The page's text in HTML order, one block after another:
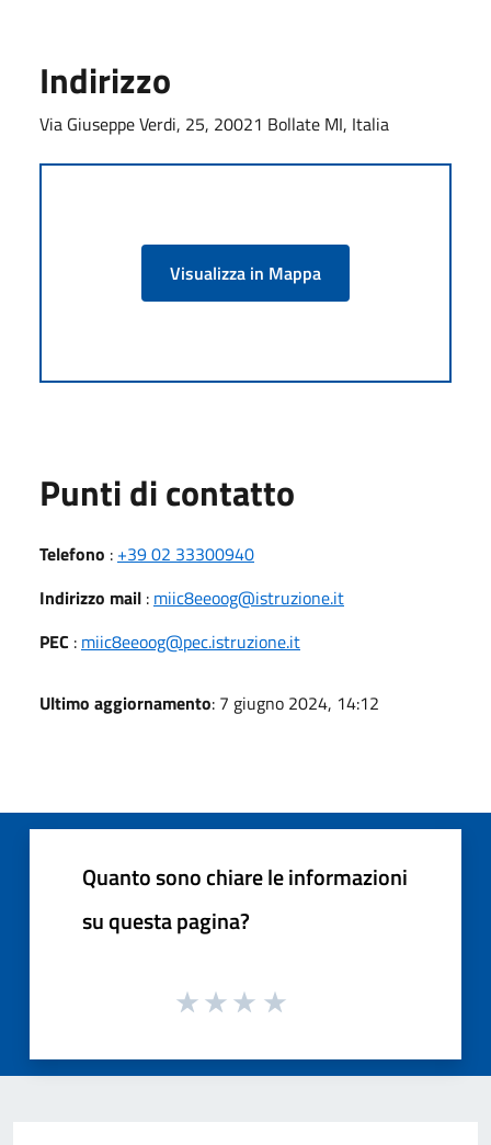
Indirizzo
Via Giuseppe Verdi, 25, 20021 Bollate MI, Italia
Visualizza in Mappa
Punti di contatto
Telefono : +39 02 33300940
Indirizzo mail : miic8eeoog@istruzione.it
PEC : miic8eeoog@pec.istruzione.it
Ultimo aggiornamento: 7 giugno 2024, 14:12
Quanto sono chiare le informazioni
su questa pagina?